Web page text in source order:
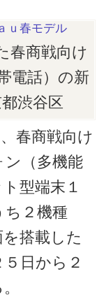
春商戦向け
電話）の新
渋谷区
春商戦向け
（多機能
型端末１
２機種
搭載した
日から２